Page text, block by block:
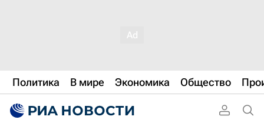
Политика В мире Экономика Общество